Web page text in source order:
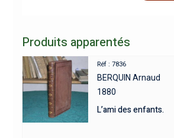
Produits apparentés
Réf : 7836
BERQUIN Arnaud
1880
L’ami des enfants.